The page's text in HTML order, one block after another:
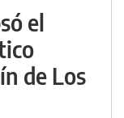
el
de Los